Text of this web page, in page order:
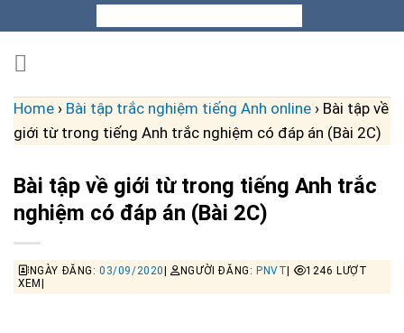
to
content
Home › Bài tập trắc nghiệm tiếng Anh online › Bài tập về
giới từ trong tiếng Anh trắc nghiệm có đáp án (Bài 2C)
Bài tập về giới từ trong tiếng Anh trắc
nghiệm có đáp án (Bài 2C)
NGÀY ĐĂNG:03/09/2020 NGƯỜI ĐĂNG: PNVT
1246 LƯỢT
XEM|